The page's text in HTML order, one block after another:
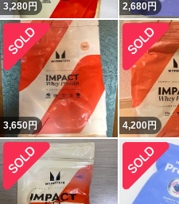
3,280円 2,680円
3,650円 4,200円